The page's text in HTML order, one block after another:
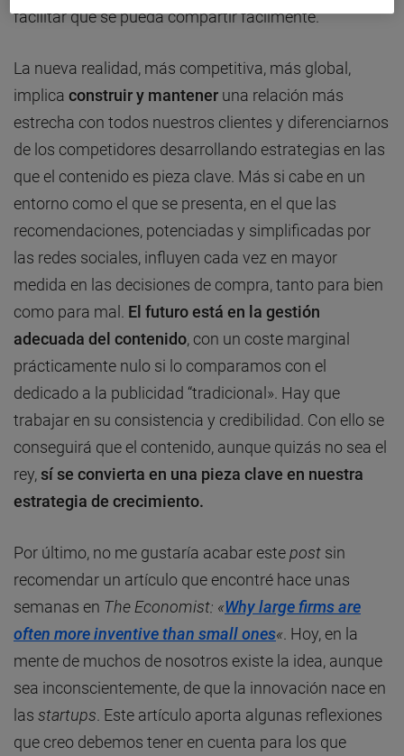
facilitar que se pueda compartir fácilmente.
La nueva realidad, más competitiva, más global,
implica construir y mantener una relación más
estrecha con todos nuestros clientes y diferenciarnos
de los competidores desarrollando estrategias en las
que el contenido es pieza clave. Más si cabe en un
entorno como el que se presenta, en el que las
recomendaciones, potenciadas y simplificadas por
las redes sociales, influyen cada vez en mayor
medida en las decisiones de compra, tanto para bien
como para mal. El futuro está en la gestión
adecuada del contenido, con un coste marginal
prácticamente nulo si lo comparamos con el
dedicado a la publicidad “tradicional». Hay que
trabajar en su consistencia y credibilidad. Con ello se
conseguirá que el contenido, aunque quizás no sea el
rey,sí se convierta en una pieza clave en nuestra
estrategia de crecimiento.
Por último, no me gustaría acabar estepost sin
recomendar un artículo que encontré hace unas
semanas en The Economist: «Why large firms are
often more inventive than small ones« . Hoy, en la
mente de muchos de nosotros existe la idea, aunque
sea inconscientemente, de que la innovación nace en
las startups . Este artículo aporta algunas reflexiones
que creo debemos tener en cuenta para los que